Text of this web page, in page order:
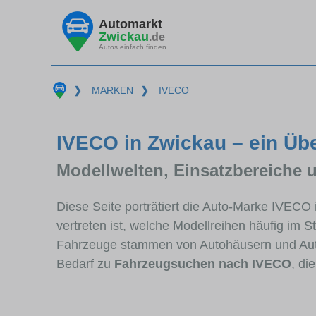
Automarkt
Zwickau.de
Autos einfach finden
❯ MARKEN ❯ IVECO
IVECO in Zwickau – ein
Modellwelten, Einsatzbereiche
Diese Seite porträtiert die Auto-Marke
vertreten ist, welche Modellreihen häufig im
Fahrzeuge stammen von Autohäusern und
Bedarf zu Fahrzeugsuchen nach IVECO,